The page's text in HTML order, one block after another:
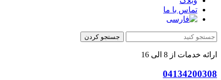
تماس با ما
جستجو کردن
ارائه خدمات از 8 الی 16
04134200308